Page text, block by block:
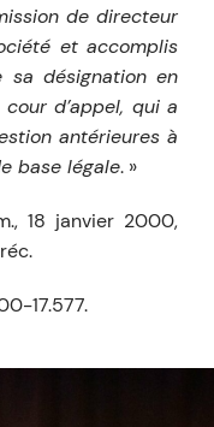
de directeur
et accomplis
sa désignation en
d’appel, qui a
antérieures à
base légale. »
18 janvier 2000,
17.577.